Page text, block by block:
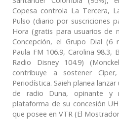
Copesa controla La Tercera,
Pulso (diario por suscriciones
Hora (gratis para usuarios de
Concepción, el Grupo Dial (6
Paula FM 106.9, Carolina 98.3,
Radio Disney 104.9)
contribuye a sostener
Periodística. Saieh planea
de radio Duna, opinante y
plataforma de su concesión
que posee en VTR (El